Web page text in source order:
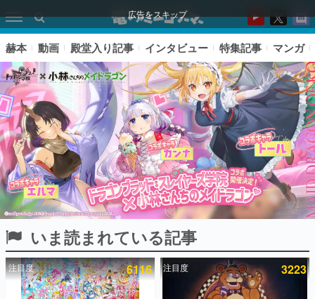
広告をスキップ
ピックアップ
電ファミのいま読まれている記事ランキング
赫本 動画 殿堂入り記事 インタビュー 特集記事 マンガ
いま読まれている記事
注目度 6116 注目度 3223